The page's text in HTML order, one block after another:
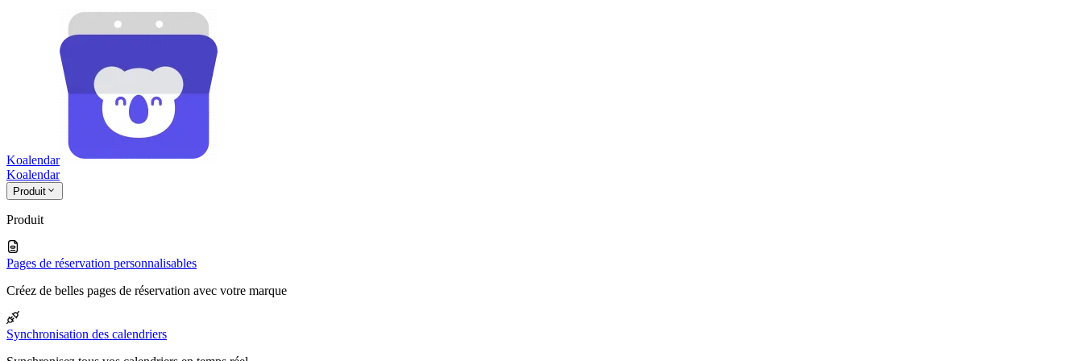
Koalendar
Koalendar
Produit
Produit
Pages de réservation personnalisables
Créez de belles pages de réservation avec votre marque
Synchronisation des calendriers